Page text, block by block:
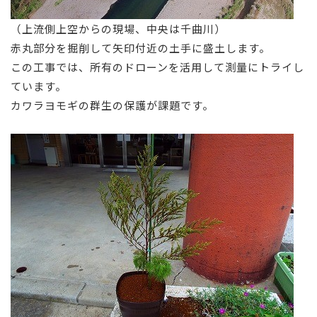
（上流側上空からの現場、中央は千曲川）
赤丸部分を掘削して矢印付近の土手に盛土します。
この工事では、所有のドローンを活用して測量にトライし
ています。
カワラヨモギの群生の保護が課題です。